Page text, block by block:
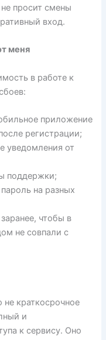
просит смены
вход.
меня
в работе к
приложение
регистрации;
уведомления от
поддержки;
на разных
чтобы в
не совпали с
краткосрочное
и
к сервису. Оно